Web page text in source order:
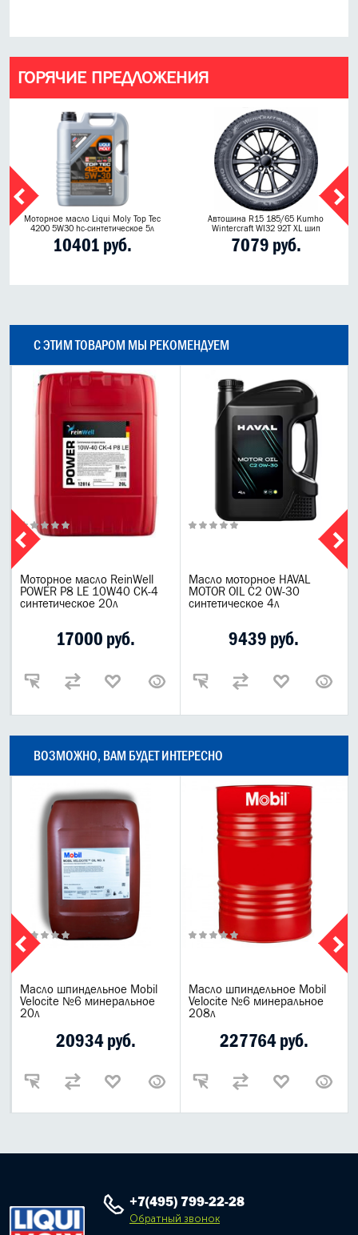
ГОРЯЧИЕ ПРЕДЛОЖЕНИЯ
Моторное масло Liqui Moly Top Tec
4200 5W30 hc-синтетическое 5л
10401 руб.
Автошина R15 185/65 Kumho
Wintercraft WI32 92T XL шип
7079 руб.
С ЭТИМ ТОВАРОМ МЫ РЕКОМЕНДУЕМ
Моторное масло ReinWell
POWER P8 LE 10W40 CК-4
синтетическое 20л
17000 руб.
Масло моторное HAVAL
MOTOR OIL C2 0W-30
синтетическое 4л
9439 руб.
ВОЗМОЖНО, ВАМ БУДЕТ ИНТЕРЕСНО
Масло шпиндельное Mobil
Velocite №6 минеральное
20л
20934 руб.
Масло шпиндельное Mobil
Velocite №6 минеральное
208л
227764 руб.
+7(495) 799-22-28
Обратный звонок